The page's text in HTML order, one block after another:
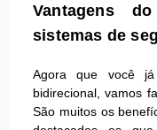
Vantagens
sistemas de
Agora que você
bidirecional, vamos
São muitos os